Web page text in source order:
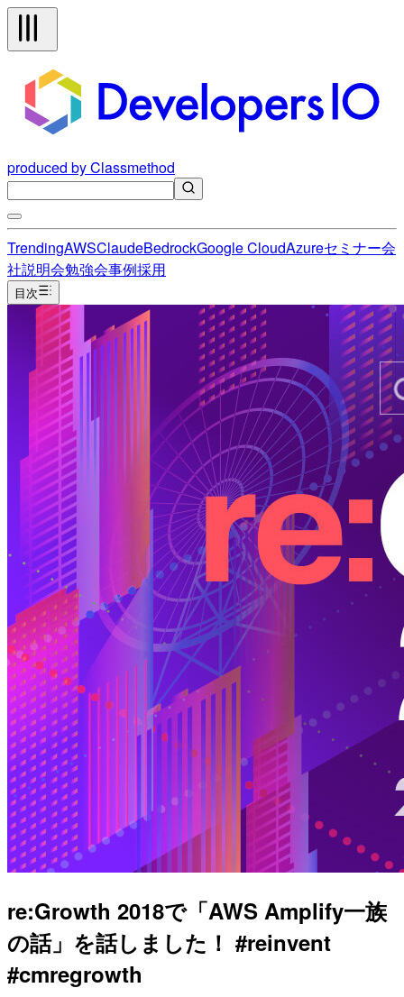
produced by Classmethod
TrendingAWSClaudeBedrockGoogle CloudAzureセミナー会
社説明会勉強会事例採用
目次
re:Growth 2018で「AWS Amplify一族
の話」を話しました！ #reinvent
#cmregrowth